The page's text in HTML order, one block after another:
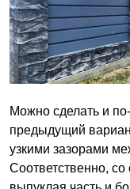
Можно сделать и
предыдущий
узкими зазорами
Соответственно, со